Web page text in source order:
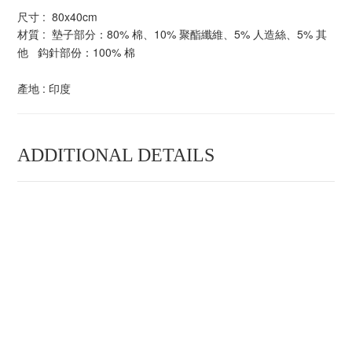
尺寸 : 80x40cm
材質 : 墊子部分：80% 棉、10% 聚酯纖維、5% 人造絲、5% 其
他 鈎針部份：100% 棉
產地 : 印度
ADDITIONAL DETAILS